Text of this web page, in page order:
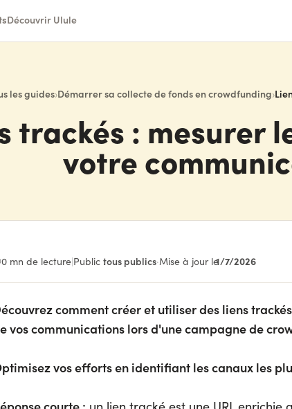
Découvrir Ulule
les guides›Démarrer sa collecte de fonds en crowdfunding›
trackés : mesurer
votre
0 mn de lecture|Public :tous publics·Mise à jour le1/7/2026
comment créer et utiliser des liens
vos communications lors d'une campagne de
vos efforts en identifiant les canaux les